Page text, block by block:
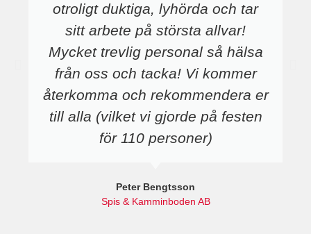
otroligt duktiga, lyhörda och tar
sitt arbete på största allvar!
Mycket trevlig personal så hälsa
från oss och tacka! Vi kommer
återkomma och rekommendera er
till alla (vilket vi gjorde på festen
för 110 personer)
Peter Bengtsson
Spis & Kamminboden AB